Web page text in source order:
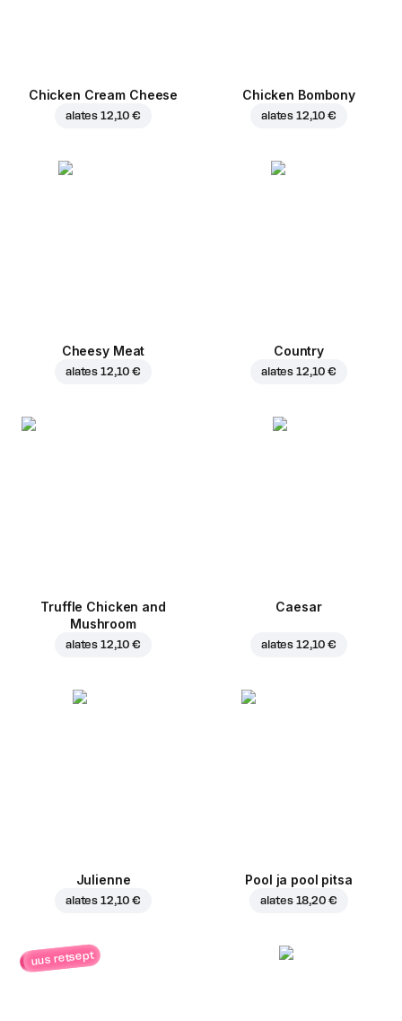
Chicken Cream Cheese
alates 12,10 €
Chicken Bombony
alates 12,10 €
Cheesy Meat
alates 12,10 €
Country
alates 12,10 €
Truffle Chicken and
Mushroom
alates 12,10 €
Caesar
alates 12,10 €
Julienne
alates 12,10 €
Pool ja pool pitsa
alates 18,20 €
uus retsept